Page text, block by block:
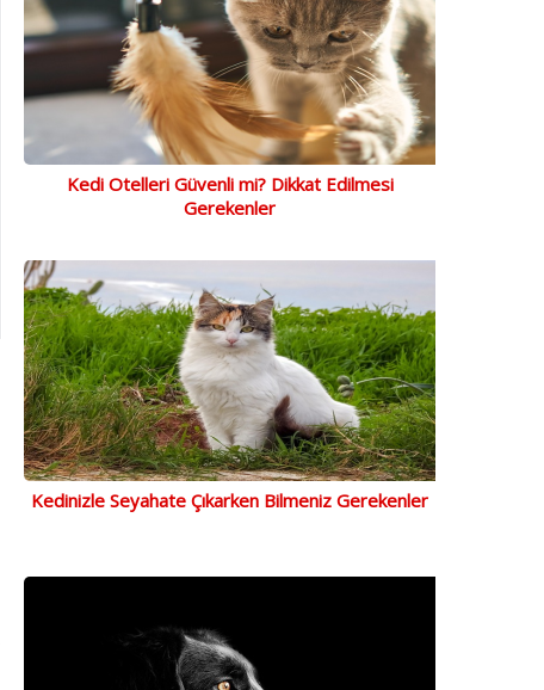
Kedi Otelleri Güvenli mi? Dikkat Edilmesi
Gerekenler
Kedinizle Seyahate Çıkarken Bilmeniz Gerekenler